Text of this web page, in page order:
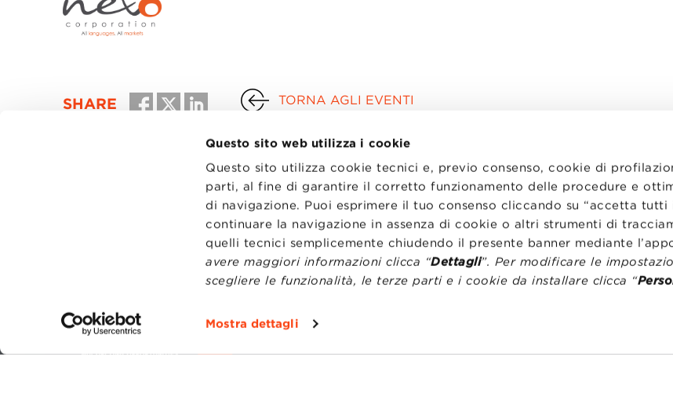
Questo sito web utilizza i cookie
Questo sito utilizza cookie tecnici e, previo consenso, cookie di
parti, al fine di garantire il corretto funzionamento delle procedure e
di navigazione. Puoi esprimere il tuo consenso cliccando su “accetta tutti
continuare la navigazione in assenza di cookie o altri strumenti di
quelli tecnici semplicemente chiudendo il presente banner mediante
avere maggiori informazioni clicca “Dettagli”. Per modificare le
scegliere le funzionalità, le terze parti e i cookie da installare clicca “
Mostra dettagli
SHARE TORNA AGLI EVENTI
TRASPARENZA
PRIVACY